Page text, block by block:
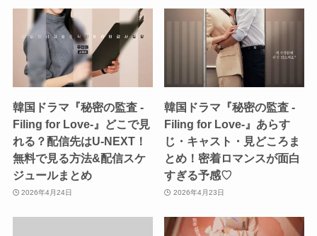
韓国ドラマ『秘密の監査 -
Filing for Love-』どこで見
れる？配信先はU-NEXT！
無料で見る方法&配信スケ
ジュールまとめ
2026年4月24日
韓国ドラマ『秘密の監査 -
Filing for Love-』あらす
じ・キャスト・見どころま
とめ！密着ロマンスが面白
すぎる予感♡
2026年4月23日